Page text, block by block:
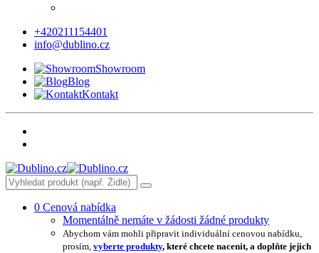
+420211154401
info@dublino.cz
Showroom
Blog
Kontakt
0 Cenová nabídka
Momentálně nemáte v žádosti žádné produkty
Abychom vám mohli připravit individuální cenovou nabídku,
prosím, vyberte produkty, které chcete nacenit, a doplňte jejich